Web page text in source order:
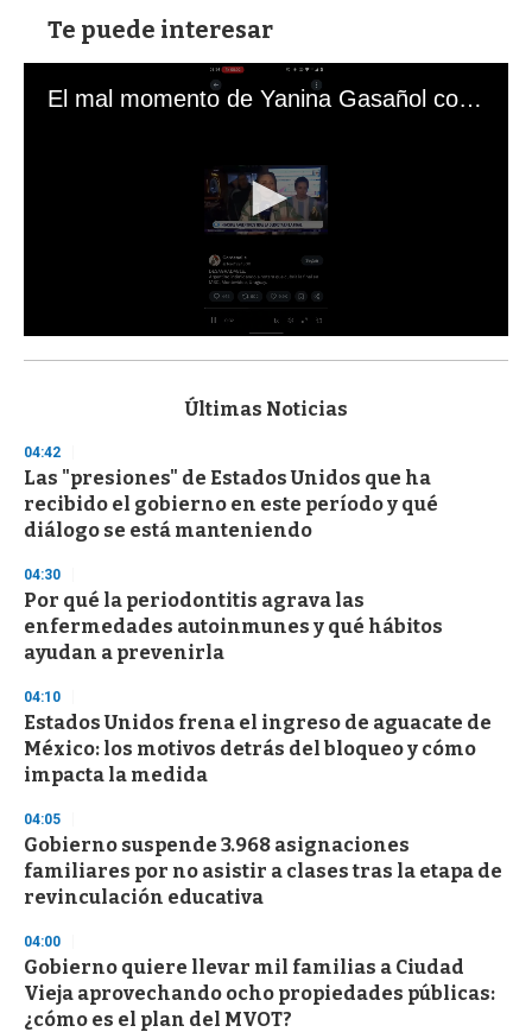
Te puede interesar
El mal momento de Yanina Gasañol con un hincha argentino en "Subrayado"
s
d
s
o
f
3
s
e
c
o
n
Últimas Noticias
04:42
Las "presiones" de Estados Unidos que ha
recibido el gobierno en este período y qué
diálogo se está manteniendo
04:30
Por qué la periodontitis agrava las
enfermedades autoinmunes y qué hábitos
ayudan a prevenirla
04:10
Estados Unidos frena el ingreso de aguacate de
México: los motivos detrás del bloqueo y cómo
impacta la medida
04:05
Gobierno suspende 3.968 asignaciones
familiares por no asistir a clases tras la etapa de
revinculación educativa
04:00
Gobierno quiere llevar mil familias a Ciudad
Vieja aprovechando ocho propiedades públicas:
¿cómo es el plan del MVOT?